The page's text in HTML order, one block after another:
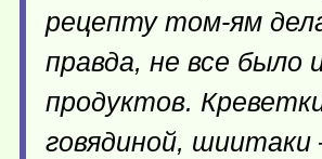
рецепту том-ям
правда, не все было
продуктов.
говядиной,